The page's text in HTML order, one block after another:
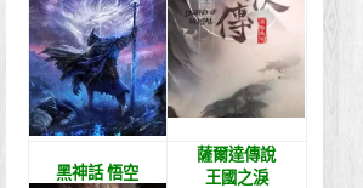
黑神話 悟空
薩爾達傳說
王國之淚